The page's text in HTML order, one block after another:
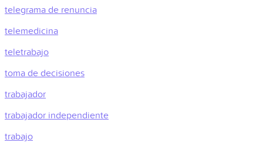
telegrama de renuncia
telemedicina
teletrabajo
toma de decisiones
trabajador
trabajador independiente
trabajo